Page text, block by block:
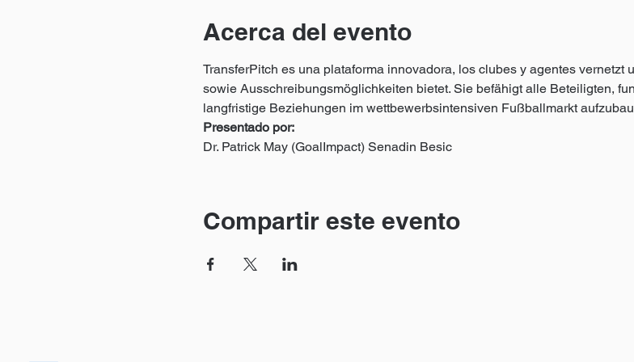
Acerca del evento
TransferPitch es una plataforma innovadora, los clubes y agentes vernetzt
sowie Ausschreibungsmöglichkeiten bietet. Sie befähigt alle Beteiligten,
langfristige Beziehungen im wettbewerbsintensiven Fußballmarkt
Presentado por:
Dr. Patrick May (GoalImpact) Senadin Besic
Compartir este evento